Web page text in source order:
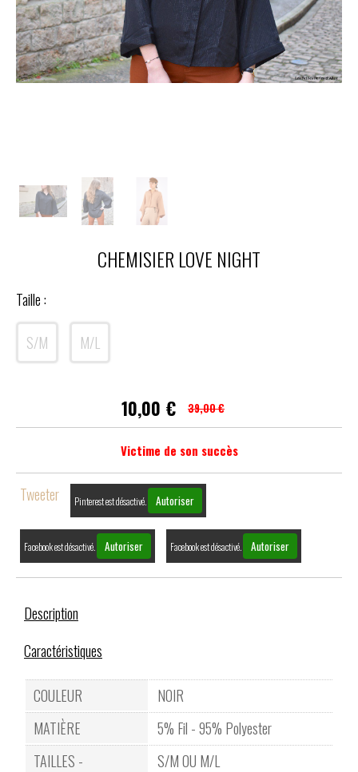
CHEMISIER LOVE NIGHT
Taille :
S/M M/L
10,00 € 39,00 €
Victime de son succès
Tweeter Pinterest est désactivé. Autoriser
Facebook est désactivé. Autoriser Facebook est désactivé. Autoriser
Description
Caractéristiques
COULEUR
NOIR
MATIÈRE
5% Fil - 95% Polyester
TAILLES -
S/M OU M/L